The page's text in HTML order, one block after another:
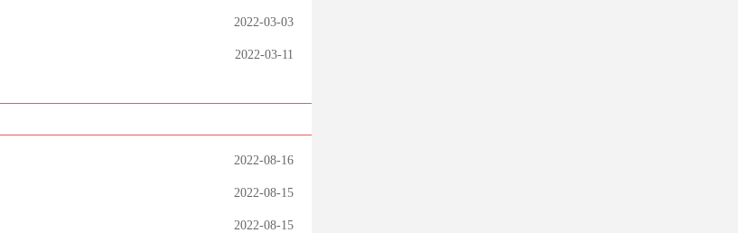
2022-03-03
2022-03-11
2022-08-16
2022-08-15
2022-08-15